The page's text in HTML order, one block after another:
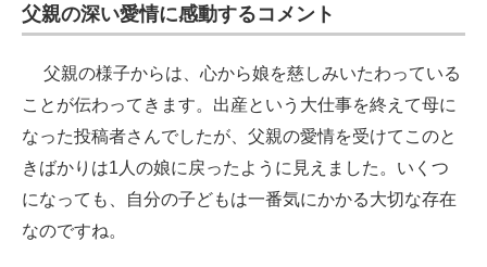
父親の深い愛情に感動するコメント
父親の様子からは、心から娘を慈しみいたわっている
ことが伝わってきます。出産という大仕事を終えて母に
なった投稿者さんでしたが、父親の愛情を受けてこのと
きばかりは1人の娘に戻ったように見えました。いくつ
になっても、自分の子どもは一番気にかかる大切な存在
なのですね。